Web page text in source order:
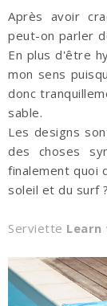
Après avoir
peut-on parler
En plus d'être
mon sens
donc
sable.
Les designs
des choses
finalement quoi
soleil et du surf ?
Serviette